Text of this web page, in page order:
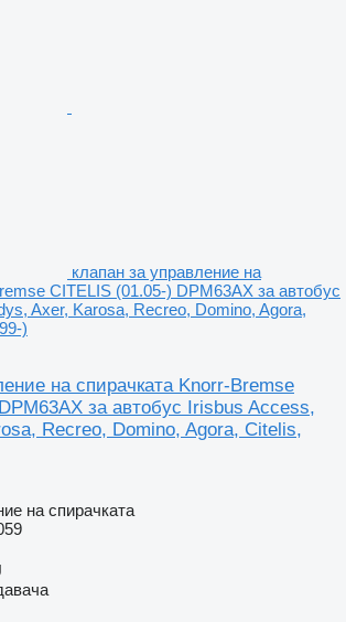
клапан за управление на
CITELIS (01.05-) DPM63AX за автобус
Axer, Karosa, Recreo, Domino, Agora,
)
на спирачката Knorr-Bremse
за автобус Irisbus Access,
Recreo, Domino, Agora, Citelis,
на спирачката